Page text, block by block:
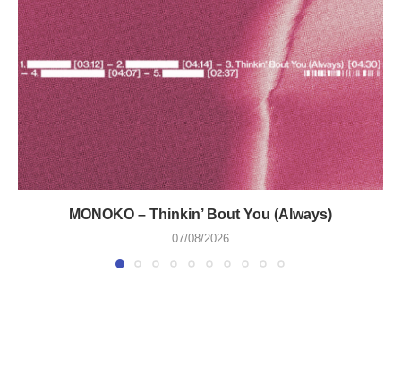
MONOKO – Thinkin’ Bout You (Always)
07/08/2026